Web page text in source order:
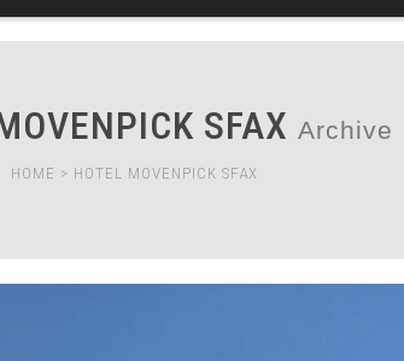
SFAX Archive
HOME > HOTEL MOVENPICK SFAX